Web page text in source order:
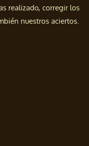
realizado, corregir los
nuestros aciertos.